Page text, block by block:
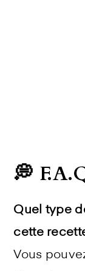
💭
Quel type
cette
Vous